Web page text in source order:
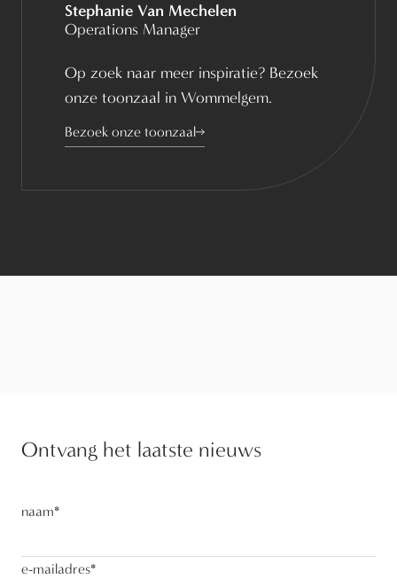
Stephanie Van Mechelen
Operations Manager
Op zoek naar meer inspiratie? Bezoek
onze toonzaal in Wommelgem.
Bezoek onze toonzaal
Ontvang het laatste nieuws
naam*
e-mailadres*